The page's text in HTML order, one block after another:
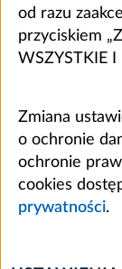
od razu
przyciskiem
WSZYSTKIE I
Zmiana
o ochronie
ochronie
cookies
prywatności.